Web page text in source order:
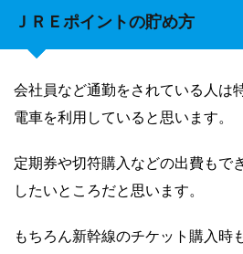
ＪＲＥポイントの貯め方
会社員など通勤をされている人は
電車を利用していると思います。
定期券や切符購入などの出費もで
したいところだと思います。
もちろん新幹線のチケット購入時